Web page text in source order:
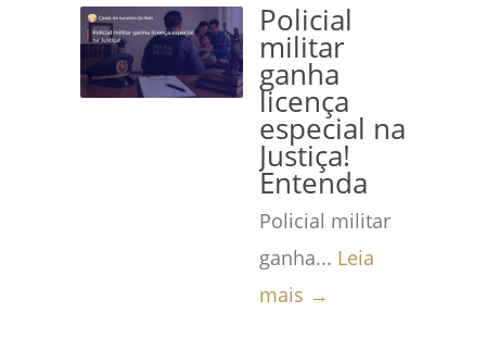
Policial
militar
ganha
licença
especial na
Justiça!
Entenda
Policial militar
ganha... Leia
mais →